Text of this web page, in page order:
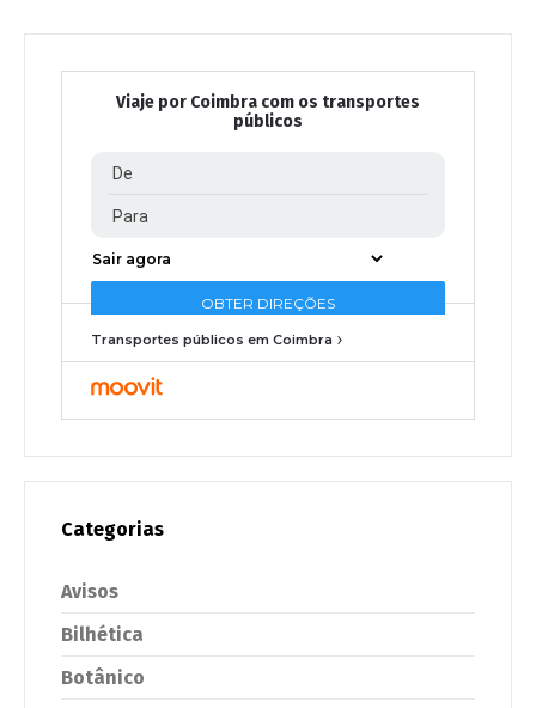
Viaje por Coimbra com os transportes
públicos
Transportes públicos em Coimbra
Categorias
Avisos
Bilhética
Botânico